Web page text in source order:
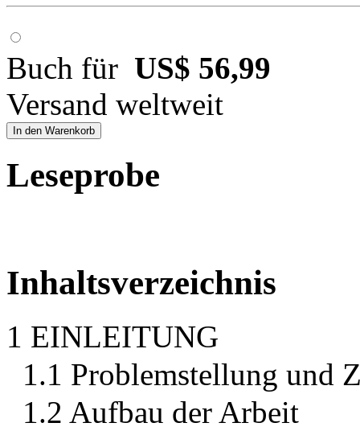
Buch für US$ 56,99
Versand weltweit
In den Warenkorb
Leseprobe
Inhaltsverzeichnis
1 EINLEITUNG
1.1 Problemstellung und
1.2 Aufbau der Arbeit